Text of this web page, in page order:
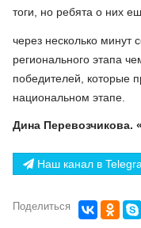
тоги, но ребята о них
через несколько минут
регионального этапа
победителей, которые
национальном этапе.
Дина Перевозчикова.
Наш канал в
Поделиться